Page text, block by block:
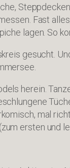
Fast
lagen. So
gesucht.
herein.
mal
ersten und